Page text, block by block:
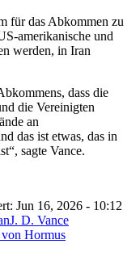
für das Abkommen zu
amerikanische und
werden, in Iran
dass die
die Vereinigten
an
das ist etwas, das in
sagte Vance.
Jun 16, 2026 - 10:12
J. D. Vance
von Hormus